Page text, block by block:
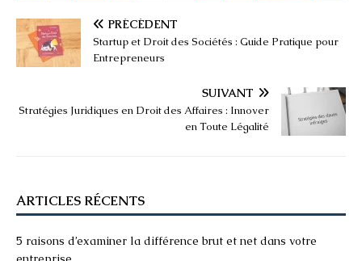
PRÉCÉDENT
Startup et Droit des Sociétés : Guide Pratique pour
Entrepreneurs
SUIVANT
Stratégies Juridiques en Droit des Affaires : Innover
en Toute Légalité
ARTICLES RÉCENTS
5 raisons d’examiner la différence brut et net dans votre